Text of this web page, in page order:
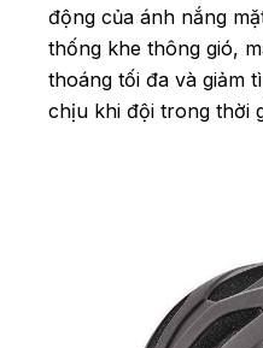
động của ánh nắng
thống khe thông gió,
thoáng tối đa và giảm
chịu khi đội trong thời